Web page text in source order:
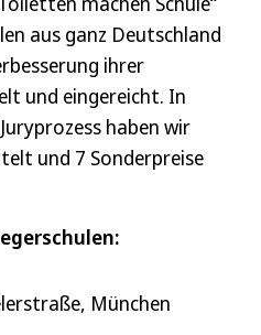
aus ganz Deutschland
ihrer
und eingereicht. In
haben wir
und 7 Sonderpreise
München